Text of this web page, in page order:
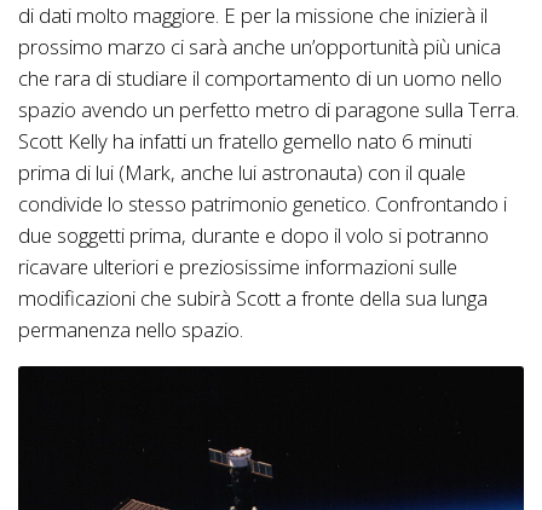
di dati molto maggiore. E per la missione che inizierà il
prossimo marzo ci sarà anche un’opportunità più unica
che rara di studiare il comportamento di un uomo nello
spazio avendo un perfetto metro di paragone sulla Terra.
Scott Kelly ha infatti un fratello gemello nato 6 minuti
prima di lui (Mark, anche lui astronauta) con il quale
condivide lo stesso patrimonio genetico. Confrontando i
due soggetti prima, durante e dopo il volo si potranno
ricavare ulteriori e preziosissime informazioni sulle
modificazioni che subirà Scott a fronte della sua lunga
permanenza nello spazio.